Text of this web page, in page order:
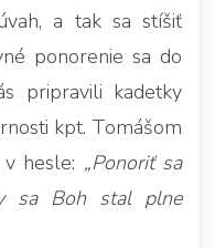
a tak sa stíšiť
ponorenie sa do
pripravili kadetky
kpt. Tomášom
hesle: „Ponoriť sa
sa Boh stal plne